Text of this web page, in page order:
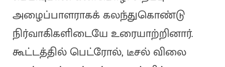
அழைப்பாளராகக் கலந்துகொண்டு
நிர்வாகிகளிடையே உரையாற்றினார்.
கூட்டத்தில் பெட்ரோல், டீசல் விலை